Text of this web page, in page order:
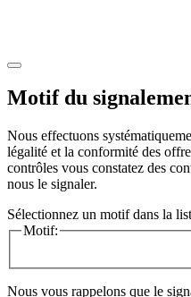
Motif du
Nous effectuons
légalité et la conformité des
contrôles vous constatez des
nous le signaler.
Sélectionnez un motif dans la
Motif:
Nous vous rappelons que le